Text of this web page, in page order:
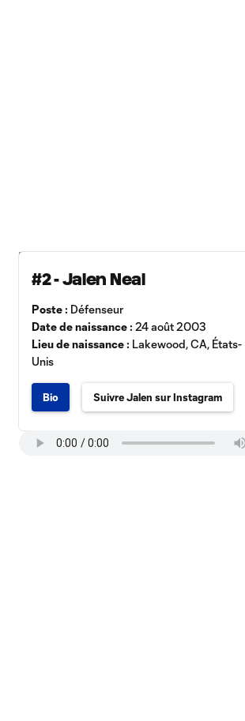
#2 - Jalen Neal
Poste : Défenseur
Date de naissance : 24 août 2003
Lieu de naissance : Lakewood, CA, États-
Unis
Bio Suivre Jalen sur Instagram